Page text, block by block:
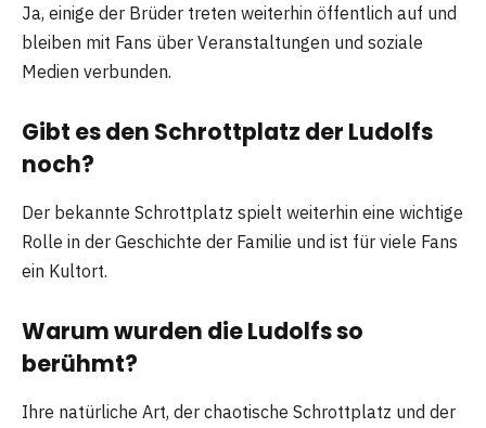
Ja, einige der Brüder treten weiterhin öffentlich auf und
bleiben mit Fans über Veranstaltungen und soziale
Medien verbunden.
Gibt es den Schrottplatz der Ludolfs
noch?
Der bekannte Schrottplatz spielt weiterhin eine wichtige
Rolle in der Geschichte der Familie und ist für viele Fans
ein Kultort.
Warum wurden die Ludolfs so
berühmt?
Ihre natürliche Art, der chaotische Schrottplatz und der